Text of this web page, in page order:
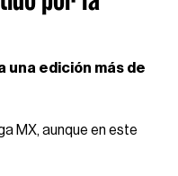
una edición más de
MX, aunque en este